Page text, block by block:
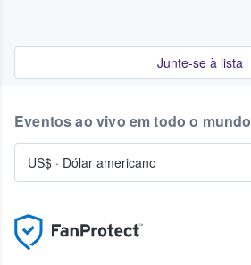
Junte-se à lista
Eventos ao vivo em todo o mundo
US$ · Dólar americano